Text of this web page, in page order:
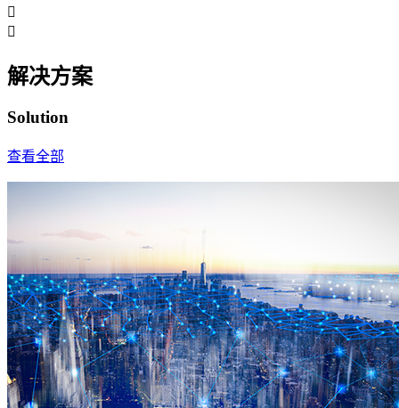


解决方案
Solution
查看全部